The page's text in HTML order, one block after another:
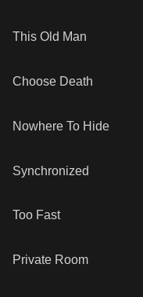
This Old Man
Choose Death
Nowhere To Hide
Synchronized
Too Fast
Private Room